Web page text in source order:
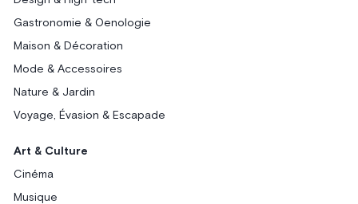
Gastronomie & Oenologie
Maison & Décoration
Mode & Accessoires
Nature & Jardin
Voyage, Évasion & Escapade
Art & Culture
Cinéma
Musique